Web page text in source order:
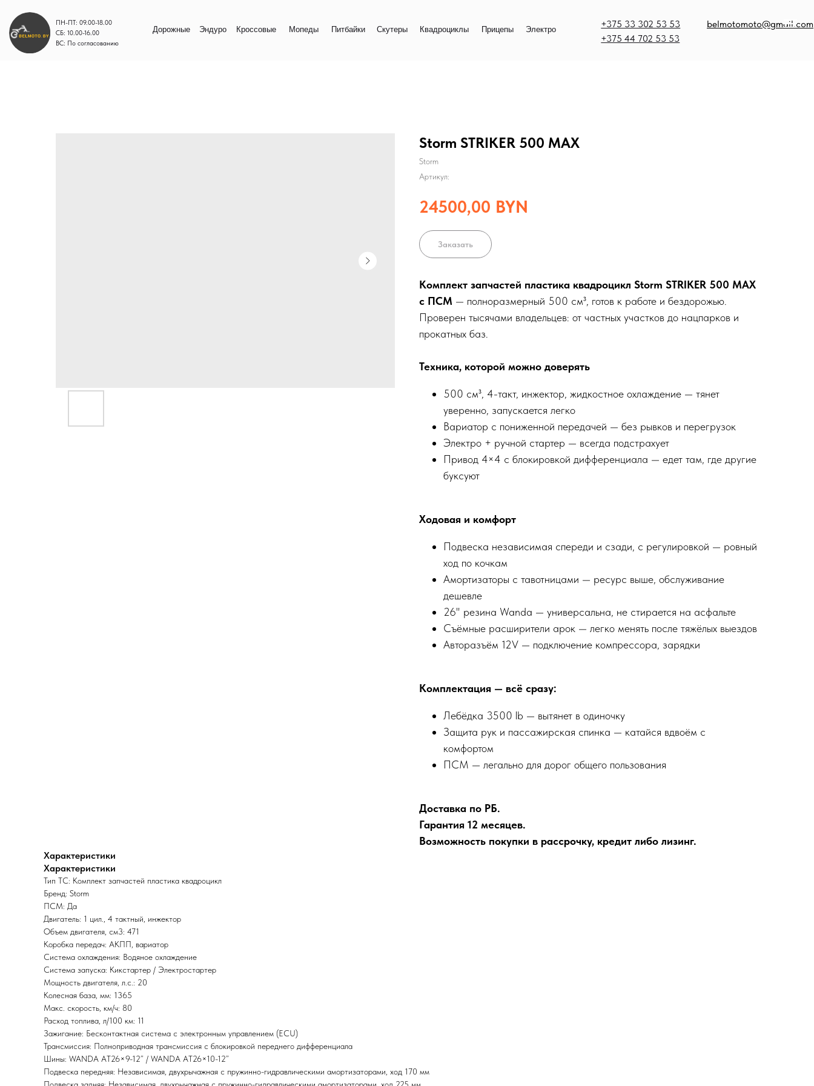
belmotomoto@gmail.com
+375 33 302 53 53
+375 44 702 53 53
ПН-ПТ: 09.00-18.00
СБ: 10.00-16.00
ВС: По согласованию
Дорожные Эндуро Кроссовые Мопеды Электро
Прицепы
Квадроциклы
Скутеры
Питбайки
Storm STRIKER 500 MAX
Storm
Артикул:
24500,00 BYN
Заказать
Комплект запчастей пластика квадроцикл Storm STRIKER 500 MAX
с ПСМ — полноразмерный 500 см³, готов к работе и бездорожью.
Проверен тысячами владельцев: от частных участков до нацпарков и
прокатных баз.
Техника, которой можно доверять
500 см³, 4-такт, инжектор, жидкостное охлаждение — тянет
уверенно, запускается легко
Вариатор с пониженной передачей — без рывков и перегрузок
Электро + ручной стартер — всегда подстрахует
Привод 4×4 с блокировкой дифференциала — едет там, где другие
буксуют
Ходовая и комфорт
Подвеска независимая спереди и сзади, с регулировкой — ровный
ход по кочкам
Амортизаторы с тавотницами — ресурс выше, обслуживание
дешевле
26" резина Wanda — универсальна, не стирается на асфальте
Съёмные расширители арок — легко менять после тяжёлых выездов
Авторазъём 12V — подключение компрессора, зарядки
Комплектация — всё сразу:
Лебёдка 3500 lb — вытянет в одиночку
Защита рук и пассажирская спинка — катайся вдвоём с
комфортом
ПСМ — легально для дорог общего пользования
Доставка по РБ.
Гарантия 12 месяцев.
Возможность покупки в рассрочку, кредит либо лизинг.
Характеристики
Характеристики
Тип ТС: Комплект запчастей пластика квадроцикл
Бренд: Storm
ПСМ: Да
Двигатель: 1 цил., 4 тактный, инжектор
Объем двигателя, см3: 471
Коробка передач: АКПП, вариатор
Система охлаждения: Водяное охлаждение
Система запуска: Кикстартер / Электростартер
Мощность двигателя, л.с.: 20
Колесная база, мм: 1365
Макс. скорость, км/ч: 80
Расход топлива, л/100 км: 11
Зажигание: Бесконтактная система с электронным управлением (ECU)
Трансмиссия: Полноприводная трансмиссия с блокировкой переднего дифференциала
Шины: WANDA АТ26×9-12” / WANDA АТ26×10-12”
Подвеска передняя: Независимая, двухрычажная с пружинно-гидравлическими амортизаторами, ход 170 мм